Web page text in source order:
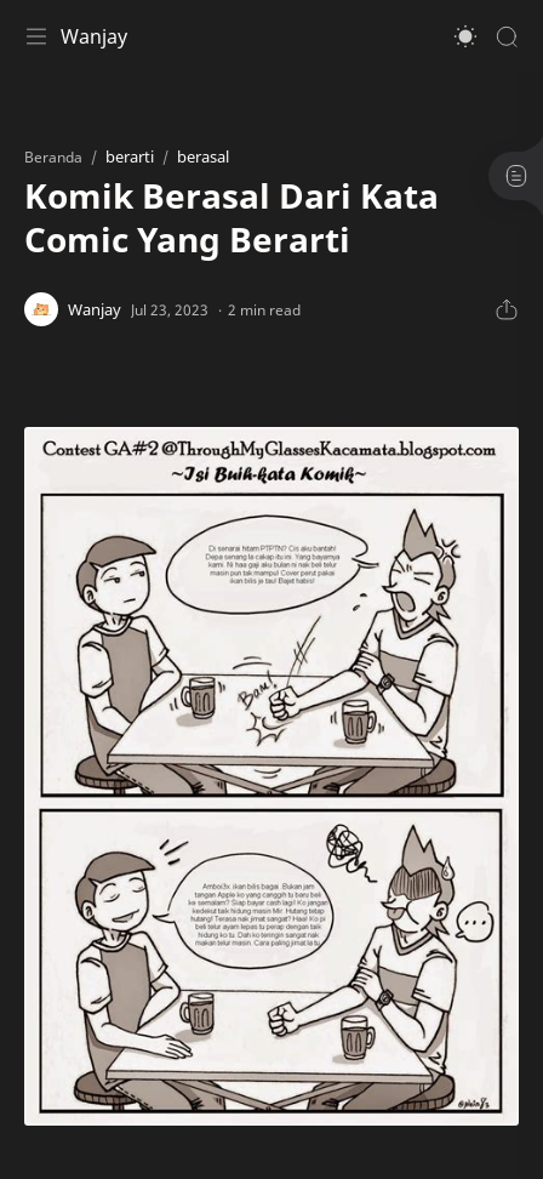
Wanjay
Beranda berarti berasal
Komik Berasal Dari Kata
Comic Yang Berarti
2 min read